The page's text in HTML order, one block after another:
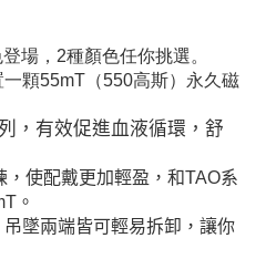
場，2種顏色任你挑選。
顆55mT（550高斯）永久磁
，有效促進血液循環，舒
使配戴更加輕盈， 和TAO系
。
墜兩端皆可輕易拆卸，讓你